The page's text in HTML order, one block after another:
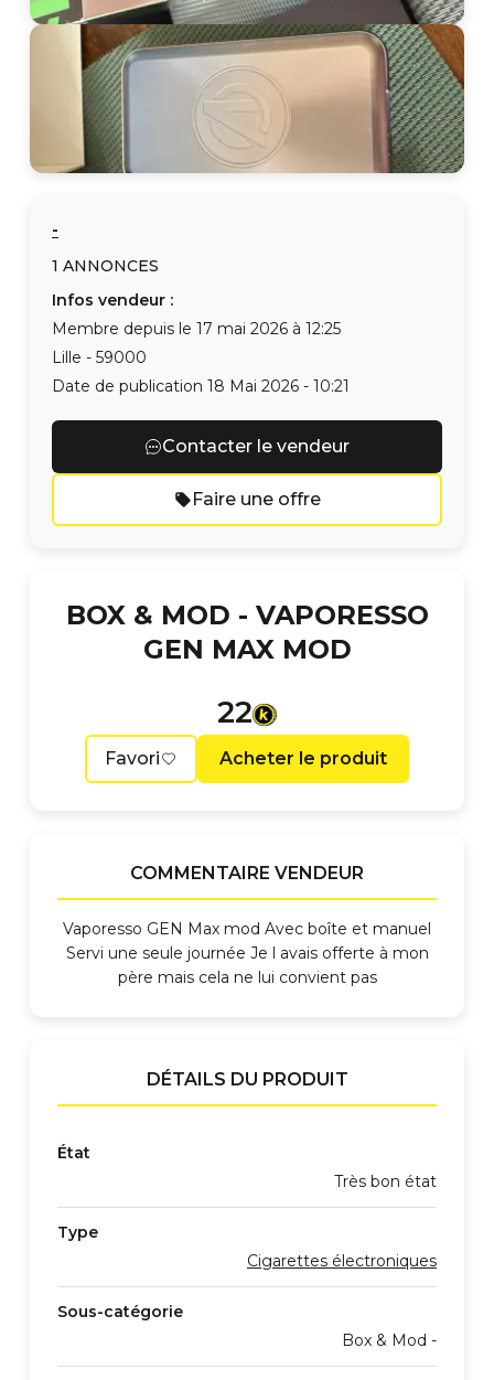
-
1 ANNONCES
Infos vendeur :
Membre depuis le 17 mai 2026 à 12:25
Lille - 59000
Date de publication 18 Mai 2026 - 10:21
Contacter le vendeur
Faire une offre
BOX & MOD - VAPORESSO
GEN MAX MOD
22
Favori Acheter le produit
COMMENTAIRE VENDEUR
Vaporesso GEN Max mod Avec boîte et manuel
Servi une seule journée Je l avais offerte à mon
père mais cela ne lui convient pas
DÉTAILS DU PRODUIT
État
Très bon état
Type
Cigarettes électroniques
Sous-catégorie
Box & Mod -